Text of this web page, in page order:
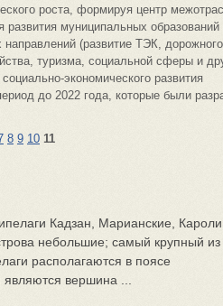
роста, формируя центр
развития муниципальных образований
(развитие ТЭК, дорожного
туризма, социальной сферы и
экономического развития
до 2022 года, которые были
8 9 10 11
Кадзан, Марианские,
небольшие; самый крупный из
располагаются в поясе
являются вершина ...